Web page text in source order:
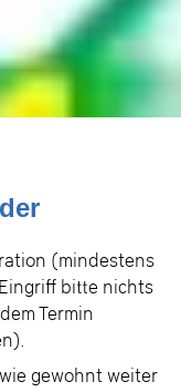
(mindestens
bitte nichts
Termin
gewohnt weiter